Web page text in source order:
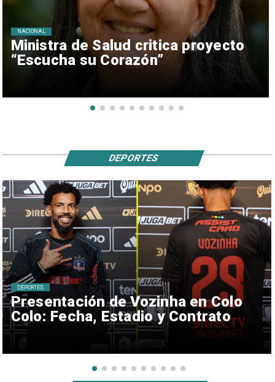
Ministra de Salud critica proyecto
“Escucha su Corazón”
NACIONAL
Presentación de Vozinha en Colo
Colo: Fecha, Estadio y Contrato
DEPORTES
DEPORTES